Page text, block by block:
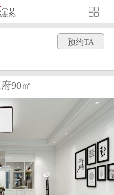
预约TA
90㎡